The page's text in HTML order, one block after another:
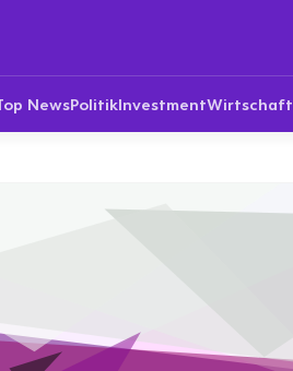
NewsPolitikInvestmentWirtschaft